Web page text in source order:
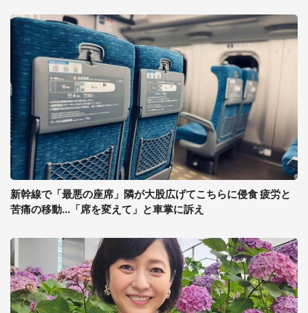
新幹線で「最悪の座席」隣が大股広げてこちらに侵食 疲労と
苦痛の移動...「席を変えて」と車掌に訴え